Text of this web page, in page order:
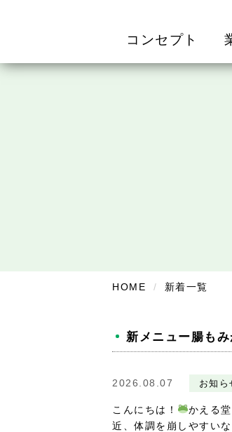
コンセプト
HOME 新着一覧
新メニュー腸もみ
2026.08.07 お知ら
こんにちは！ かえる
近、体調を崩しやすい